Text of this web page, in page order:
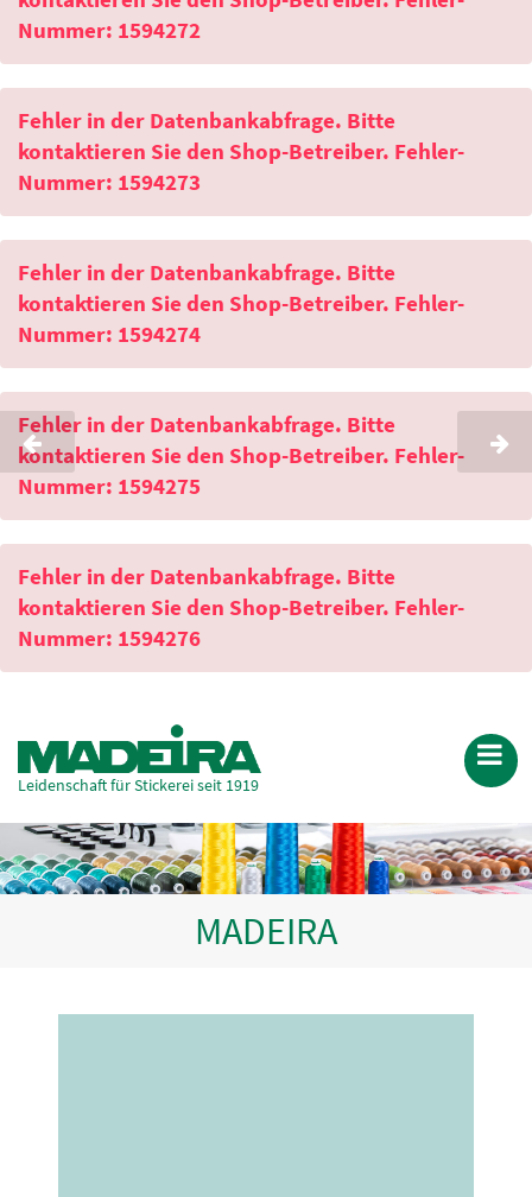
Nummer: 1594272
Fehler in der Datenbankabfrage. Bitte
kontaktieren Sie den Shop-Betreiber. Fehler-
Nummer: 1594273
Fehler in der Datenbankabfrage. Bitte
kontaktieren Sie den Shop-Betreiber. Fehler-
Nummer: 1594274
Fehler in der Datenbankabfrage. Bitte
kontaktieren Sie den Shop-Betreiber. Fehler-
Nummer: 1594275
Fehler in der Datenbankabfrage. Bitte
kontaktieren Sie den Shop-Betreiber. Fehler-
Nummer: 1594276
Leidenschaft für Stickerei seit 1919
MADEIRA